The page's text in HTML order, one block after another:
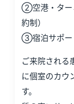
②空港・ター
約制）
③宿泊サポー
ご来院される
に個室のカウ
す。